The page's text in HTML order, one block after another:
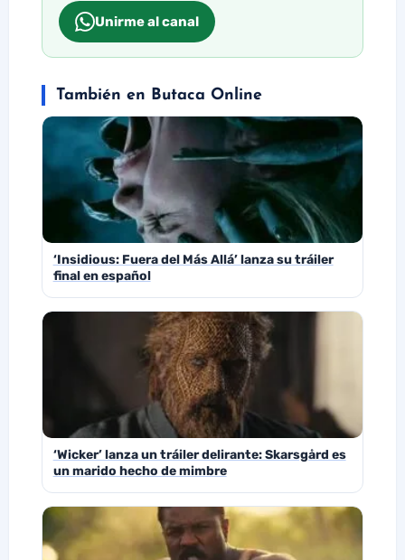
Unirme al canal
También en Butaca Online
‘Insidious: Fuera del Más Allá’ lanza su tráiler
final en español
‘Wicker’ lanza un tráiler delirante: Skarsgård es
un marido hecho de mimbre